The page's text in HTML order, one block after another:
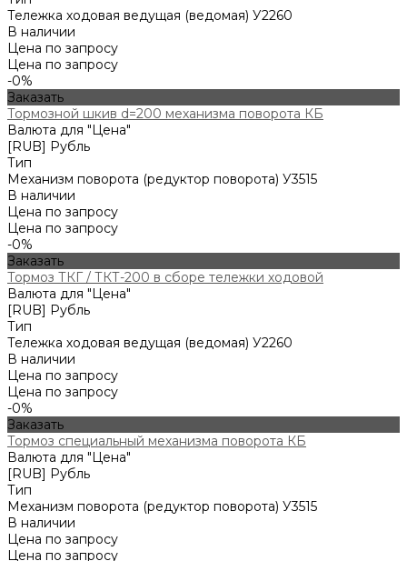
Тележка ходовая ведущая (ведомая) У2260
В наличии
Цена по запросу
Цена по запросу
-0%
Заказать
Тормозной шкив d=200 механизма поворота КБ
Валюта для "Цена"
[RUB] Рубль
Тип
Механизм поворота (редуктор поворота) У3515
В наличии
Цена по запросу
Цена по запросу
-0%
Заказать
Тормоз ТКГ / ТКТ-200 в сборе тележки ходовой
Валюта для "Цена"
[RUB] Рубль
Тип
Тележка ходовая ведущая (ведомая) У2260
В наличии
Цена по запросу
Цена по запросу
-0%
Заказать
Тормоз специальный механизма поворота КБ
Валюта для "Цена"
[RUB] Рубль
Тип
Механизм поворота (редуктор поворота) У3515
В наличии
Цена по запросу
Цена по запросу